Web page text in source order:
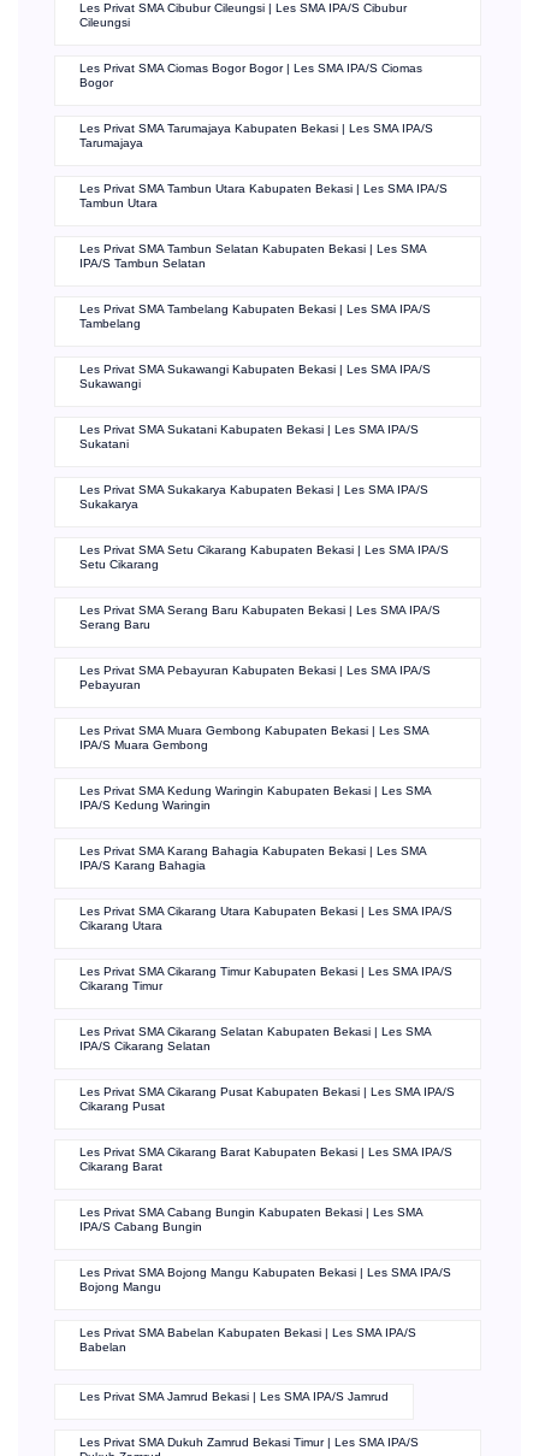
Les Privat SMA Cibubur Cileungsi | Les SMA IPA/S Cibubur
Cileungsi
Les Privat SMA Ciomas Bogor Bogor | Les SMA IPA/S Ciomas
Bogor
Les Privat SMA Tarumajaya Kabupaten Bekasi | Les SMA IPA/S
Tarumajaya
Les Privat SMA Tambun Utara Kabupaten Bekasi | Les SMA IPA/S
Tambun Utara
Les Privat SMA Tambun Selatan Kabupaten Bekasi | Les SMA
IPA/S Tambun Selatan
Les Privat SMA Tambelang Kabupaten Bekasi | Les SMA IPA/S
Tambelang
Les Privat SMA Sukawangi Kabupaten Bekasi | Les SMA IPA/S
Sukawangi
Les Privat SMA Sukatani Kabupaten Bekasi | Les SMA IPA/S
Sukatani
Les Privat SMA Sukakarya Kabupaten Bekasi | Les SMA IPA/S
Sukakarya
Les Privat SMA Setu Cikarang Kabupaten Bekasi | Les SMA IPA/S
Setu Cikarang
Les Privat SMA Serang Baru Kabupaten Bekasi | Les SMA IPA/S
Serang Baru
Les Privat SMA Pebayuran Kabupaten Bekasi | Les SMA IPA/S
Pebayuran
Les Privat SMA Muara Gembong Kabupaten Bekasi | Les SMA
IPA/S Muara Gembong
Les Privat SMA Kedung Waringin Kabupaten Bekasi | Les SMA
IPA/S Kedung Waringin
Les Privat SMA Karang Bahagia Kabupaten Bekasi | Les SMA
IPA/S Karang Bahagia
Les Privat SMA Cikarang Utara Kabupaten Bekasi | Les SMA IPA/S
Cikarang Utara
Les Privat SMA Cikarang Timur Kabupaten Bekasi | Les SMA IPA/S
Cikarang Timur
Les Privat SMA Cikarang Selatan Kabupaten Bekasi | Les SMA
IPA/S Cikarang Selatan
Les Privat SMA Cikarang Pusat Kabupaten Bekasi | Les SMA IPA/S
Cikarang Pusat
Les Privat SMA Cikarang Barat Kabupaten Bekasi | Les SMA IPA/S
Cikarang Barat
Les Privat SMA Cabang Bungin Kabupaten Bekasi | Les SMA
IPA/S Cabang Bungin
Les Privat SMA Bojong Mangu Kabupaten Bekasi | Les SMA IPA/S
Bojong Mangu
Les Privat SMA Babelan Kabupaten Bekasi | Les SMA IPA/S
Babelan
Les Privat SMA Jamrud Bekasi | Les SMA IPA/S Jamrud
Les Privat SMA Dukuh Zamrud Bekasi Timur | Les SMA IPA/S